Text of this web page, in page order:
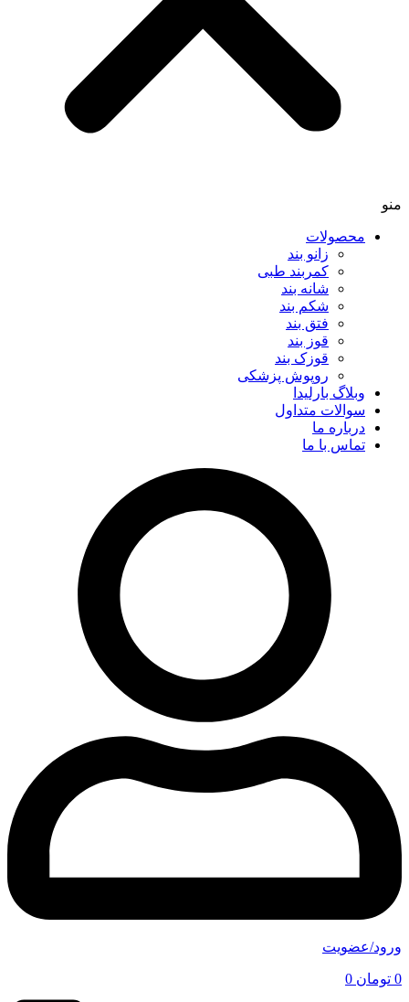
منو
محصولات
زانو بند
کمربند طبی
شانه بند
شکم بند
فتق بند
قوز بند
قوزک بند
روپوش پزشکی
وبلاگ بارلیدا
سوالات متداول
درباره ما
تماس با ما
ورود/عضویت
0 تومان 0